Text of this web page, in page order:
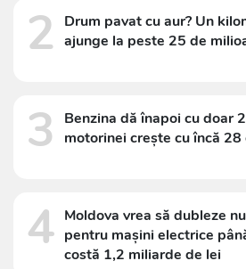
2
Drum pavat cu aur? Un
ajunge la peste 25 de
3
Benzina dă înapoi cu doar
motorinei crește cu încă 28
4 Moldova vrea să dubleze
pentru mașini electrice
costă 1,2 miliarde de lei